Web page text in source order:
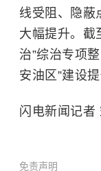
线受阻、隐蔽
大幅提升。截
治”综治专项
安油区”建设
闪电新闻记者
免责声明